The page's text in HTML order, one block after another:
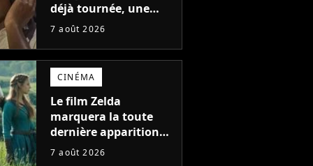
déjà tournée, une
sortie possible en
7 août 2026
CINÉMA
Le film Zelda
marquera la toute
dernière apparition
de cet acteur
7 août 2026